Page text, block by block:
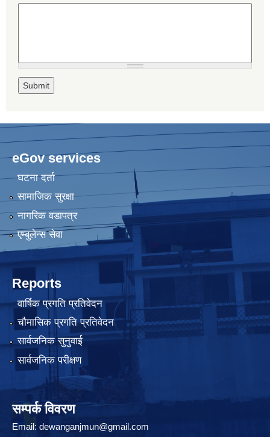
eGov services
घटना दर्ता
सामाजिक सुरक्षा
नागरिक वडापत्र
एम्बुलेन्स सेवा
Reports
वार्षिक प्रगति प्रतिवेदन
चौमासिक प्रगति प्रतिवेदन
सार्वजनिक सुनुवाई
सार्वजनिक परीक्षण
सम्पर्क विवरण
Email: dewanganjmun@gmail.com